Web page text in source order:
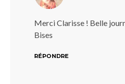
Merci Clarisse ! Belle
Bises
RÉPONDRE